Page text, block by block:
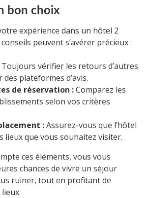
bon choix
expérience dans un hôtel 2
peuvent s’avérer précieux :
Toujours vérifier les retours d’autres
plateformes d’avis.
de réservation :Comparez les
selon vos critères
:Assurez-vous que l’hôtel
lieux que vous souhaitez visiter.
ces éléments, vous vous
chances de vivre un séjour
ruiner, tout en profitant de